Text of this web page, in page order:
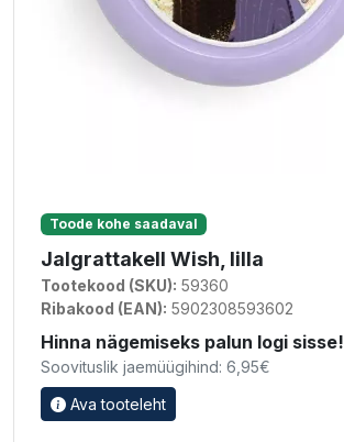
Toode kohe saadaval
Jalgrattakell Wish, lilla
Tootekood (SKU): 59360
Ribakood (EAN): 5902308593602
Hinna nägemiseks palun logi sisse!
Soovituslik jaemüügihind: 6,95€
Ava tooteleht